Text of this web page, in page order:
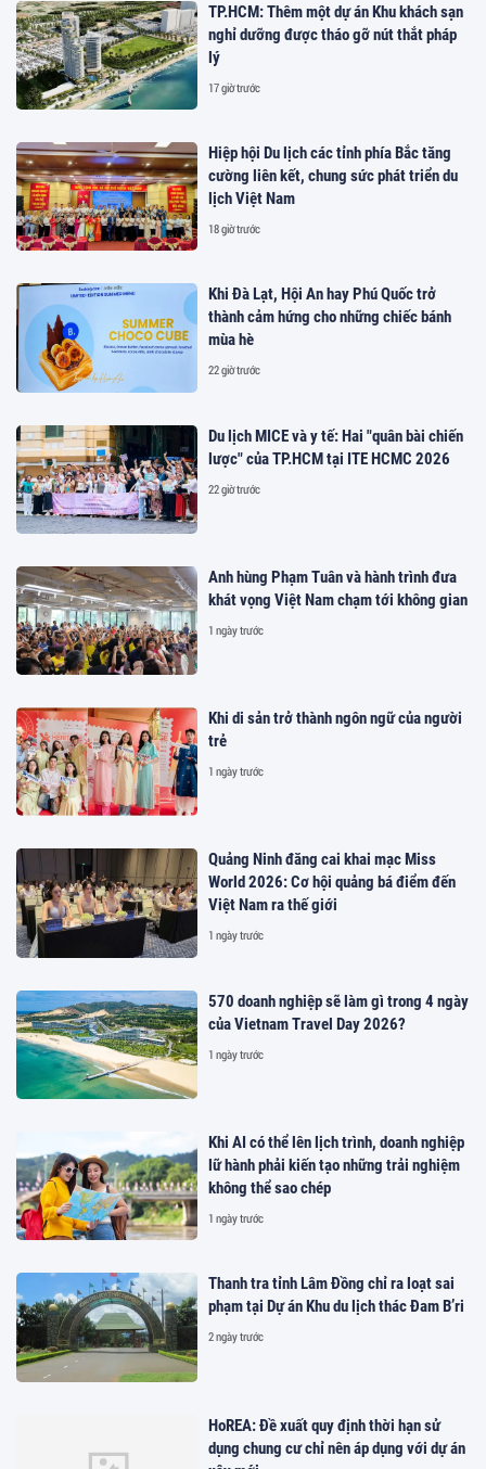
TP.HCM: Thêm một dự án Khu khách sạn
nghỉ dưỡng được tháo gỡ nút thắt pháp
lý
17 giờ trước
Hiệp hội Du lịch các tỉnh phía Bắc tăng
cường liên kết, chung sức phát triển du
lịch Việt Nam
18 giờ trước
Khi Đà Lạt, Hội An hay Phú Quốc trở
thành cảm hứng cho những chiếc bánh
mùa hè
22 giờ trước
Du lịch MICE và y tế: Hai "quân bài chiến
lược" của TP.HCM tại ITE HCMC 2026
22 giờ trước
Anh hùng Phạm Tuân và hành trình đưa
khát vọng Việt Nam chạm tới không gian
1 ngày trước
Khi di sản trở thành ngôn ngữ của người
trẻ
1 ngày trước
Quảng Ninh đăng cai khai mạc Miss
World 2026: Cơ hội quảng bá điểm đến
Việt Nam ra thế giới
1 ngày trước
570 doanh nghiệp sẽ làm gì trong 4 ngày
của Vietnam Travel Day 2026?
1 ngày trước
Khi AI có thể lên lịch trình, doanh nghiệp
lữ hành phải kiến tạo những trải nghiệm
không thể sao chép
1 ngày trước
Thanh tra tỉnh Lâm Đồng chỉ ra loạt sai
phạm tại Dự án Khu du lịch thác Đam B’ri
2 ngày trước
HoREA: Đề xuất quy định thời hạn sử
dụng chung cư chỉ nên áp dụng với dự án